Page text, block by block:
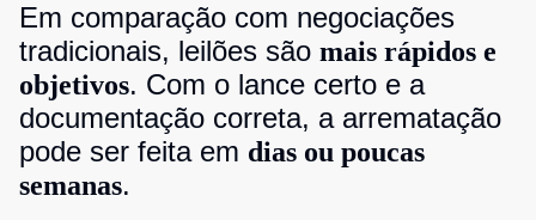
Em comparação com negociações
tradicionais, leilões são mais rápidos e
objetivos. Com o lance certo e a
documentação correta, a arrematação
pode ser feita em dias ou poucas
semanas.